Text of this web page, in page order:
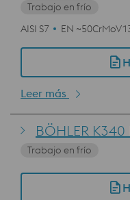
Trabajo en frío
AISI S7
EN
Leer más
BÖHLER K340
Trabajo en frío